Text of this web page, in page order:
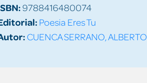
9788416480074
Poesia Eres Tu
CUENCA SERRANO, ALBERTO